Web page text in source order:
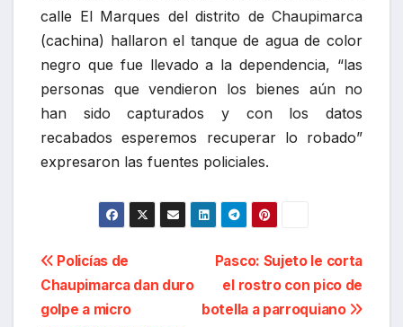
calle El Marques del distrito de Chaupimarca
(cachina) hallaron el tanque de agua de color
negro que fue llevado a la dependencia, “las
personas que vendieron los bienes aún no
han sido capturados y con los datos
recabados esperemos recuperar lo robado”
expresaron las fuentes policiales.
Navegación
de
Pasco: Sujeto le corta
el rostro con pico de
botella a parroquiano
Policías de
Chaupimarca dan duro
golpe a micro